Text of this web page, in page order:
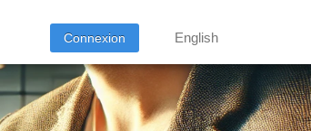
Connexion English